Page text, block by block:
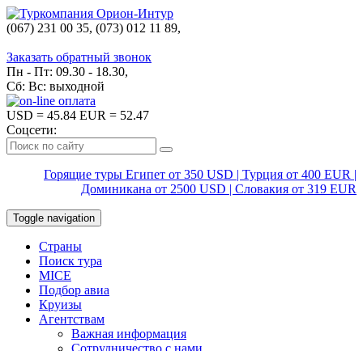
(067) 231 00 35, (073) 012 11 89,
Заказать обратный звонок
Пн - Пт: 09.30 - 18.30,
Сб: Вс: выходной
USD = 45.84 EUR = 52.47
Соцсети:
Горящие туры Египет от 350 USD | Турция от 400 EUR |
Доминикана от 2500 USD | Словакия от 319 EUR
Toggle navigation
Страны
Поиск тура
MICE
Подбор авиа
Круизы
Агентствам
Важная информация
Сотрудничество с нами